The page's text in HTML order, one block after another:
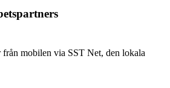
mobilen via SST Net, den lokala